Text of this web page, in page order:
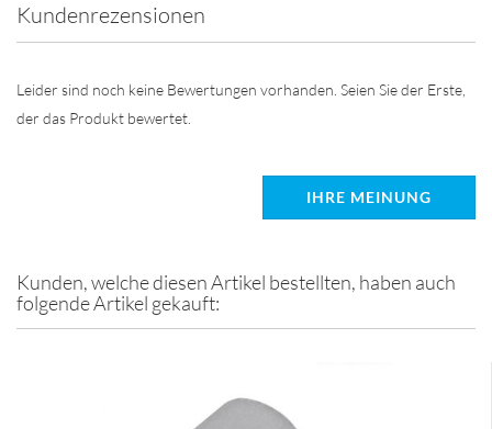
Kundenrezensionen
Leider sind noch keine Bewertungen vorhanden. Seien Sie der Erste,
der das Produkt bewertet.
IHRE MEINUNG
Kunden, welche diesen Artikel bestellten, haben auch
folgende Artikel gekauft: